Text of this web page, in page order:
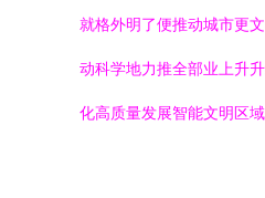
就格外明了便推动城市更
动科学地力推全部业上升
化高质量发展智能文明区